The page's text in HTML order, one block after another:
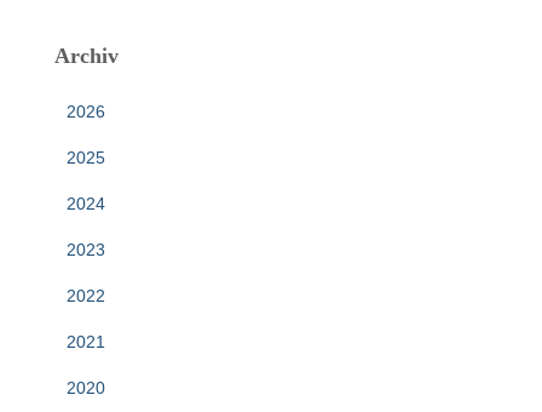
Archiv
2026
2025
2024
2023
2022
2021
2020